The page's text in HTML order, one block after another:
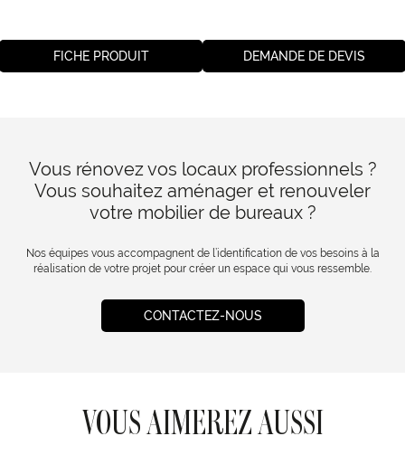
FICHE PRODUIT DEMANDE DE DEVIS
Vous rénovez vos locaux professionnels ?
Vous souhaitez aménager et renouveler
votre mobilier de bureaux ?
Nos équipes vous accompagnent de l’identification de vos besoins à la
réalisation de votre projet pour créer un espace qui vous ressemble.
CONTACTEZ-NOUS
VOUS AIMEREZ AUSSI